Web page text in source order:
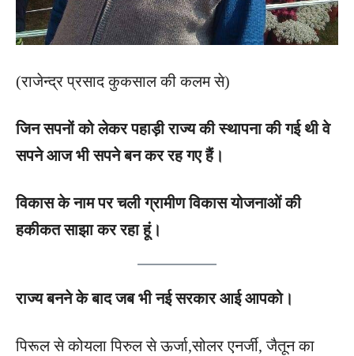
(राजेन्द्र प्रसाद कुकसाल की कलम से)
जिन सपनों को लेकर पहाड़ी राज्य की स्थापना की गई थी वे
सपने आज भी सपने बन कर रह गए हैं।
विकास के नाम पर चली ग्रामीण विकास योजनाओं की
हकीकत साझा कर रहा हूं।
राज्य बनने के बाद जब भी नई सरकार आई आपको।
पिरूल से कोयला पिरुल से ऊर्जा,सोलर एनर्जी, जैतून का